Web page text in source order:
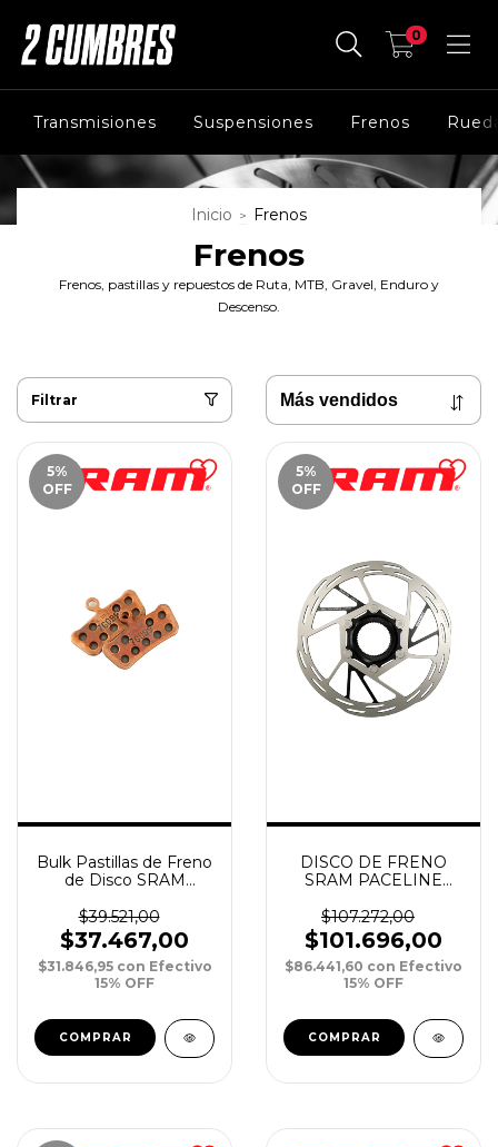
0
Transmisiones Suspensiones Frenos
Inicio > Frenos
Frenos
Frenos, pastillas y repuestos de Ruta, MTB, Gravel, Enduro y
Descenso.
Filtrar
5%
OFF
Bulk Pastillas de Freno
de Disco SRAM
G2/Trail/Guide/Level 4
Pist xPAR
$39.521,00
$37.467,00
$31.846,95 con Efectivo
15% OFF
5%
OFF
DISCO DE FRENO
SRAM PACELINE
CENTERLOCK
$107.272,00
$101.696,00
$86.441,60 con Efectivo
15% OFF